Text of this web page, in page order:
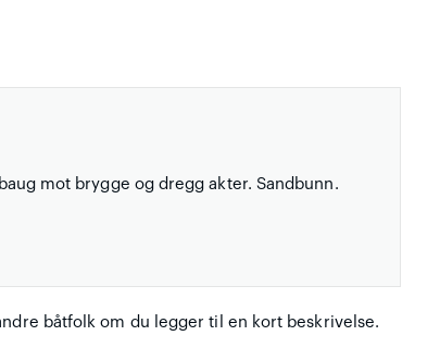
mot brygge og dregg akter. Sandbunn.
båtfolk om du legger til en kort beskrivelse.